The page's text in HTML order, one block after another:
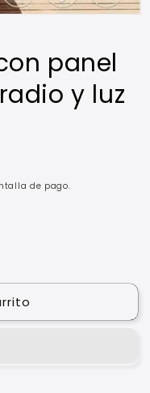
panel
y luz
de pago.